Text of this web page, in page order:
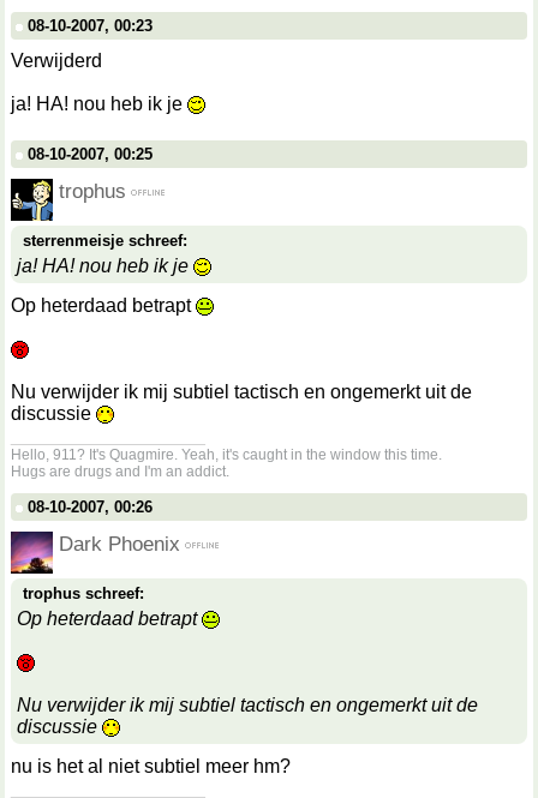
08-10-2007, 00:23
Verwijderd
ja! HA! nou heb ik je
08-10-2007, 00:25
trophus
sterrenmeisje schreef:
ja! HA! nou heb ik je
Op heterdaad betrapt
Nu verwijder ik mij subtiel tactisch en ongemerkt uit de
discussie
Hello, 911? It's Quagmire. Yeah, it's caught in the window this time.
Hugs are drugs and I'm an addict.
08-10-2007, 00:26
Dark Phoenix
trophus schreef:
Op heterdaad betrapt
Nu verwijder ik mij subtiel tactisch en ongemerkt uit de
discussie
nu is het al niet subtiel meer hm?